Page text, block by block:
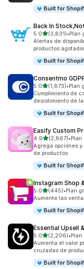
Built for
Back In
5.0de 5 estrellas
(3,831)
3831 reseñas en
•Plan
Alertas de
productos
Built for
Consentmo
5.0de 5 estrellas
(1,873)
1873 reseñas en
•Plan
Cumplimiento de
desistimiento de la
Built for
Easify Custom
4.9de 5 estrellas
(2,867)
2867 reseñas en
•
Agrega opciones
de productos
Built for
Instagram Shop
5.0de 5 estrellas
(445)
445 reseñas en
•Plan
Aumente las
Built for
Essential Upsell
5.0de 5 estrellas
(2,206)
2206 reseñas en
•
Aumenta el valor
cruzadas de
Built for